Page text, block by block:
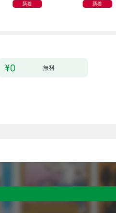
新着 新着
無料